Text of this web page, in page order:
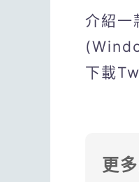
介紹一
下載
更